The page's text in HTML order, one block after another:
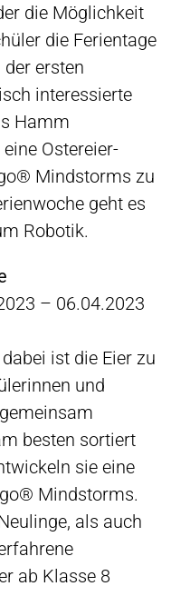
die Möglichkeit
die Ferientage
ersten
interessierte
Hamm
Ostereier-
Mindstorms zu
geht es
Robotik.
– 06.04.2023
ist die Eier zu
und
besten sortiert
sie eine
Mindstorms.
als auch
ab Klasse 8